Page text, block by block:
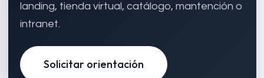
landing, tienda virtual, catálogo, mantención o
intranet.
Solicitar orientación